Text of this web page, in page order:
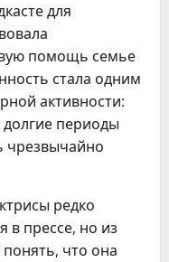
для
помощь семье
стала одним
активности:
периоды
чрезвычайно
редко
в прессе, но из
что она